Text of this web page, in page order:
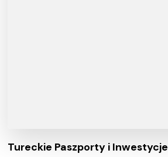
Tureckie Paszporty i Inwestycje